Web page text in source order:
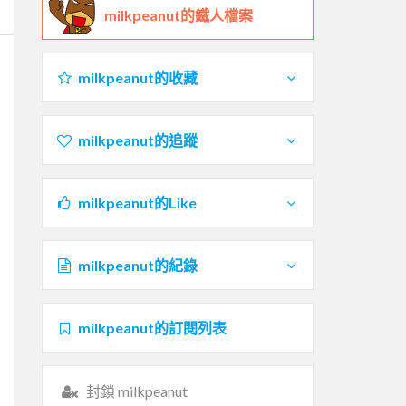
milkpeanut的鐵人檔案
milkpeanut的收藏
milkpeanut的追蹤
milkpeanut的Like
milkpeanut的紀錄
milkpeanut的訂閱列表
封鎖 milkpeanut